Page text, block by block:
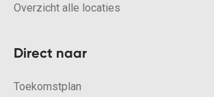
Overzicht alle locaties
Direct naar
Toekomstplan